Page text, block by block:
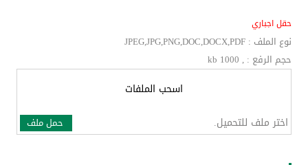
حقل اجباري
حجم الرفع : , kb 1000
نوع الملف : JPEG,JPG,PNG,DOC,DOCX,PDF
اسحب الملفات
حمل ملف اختر ملف للتحميل.